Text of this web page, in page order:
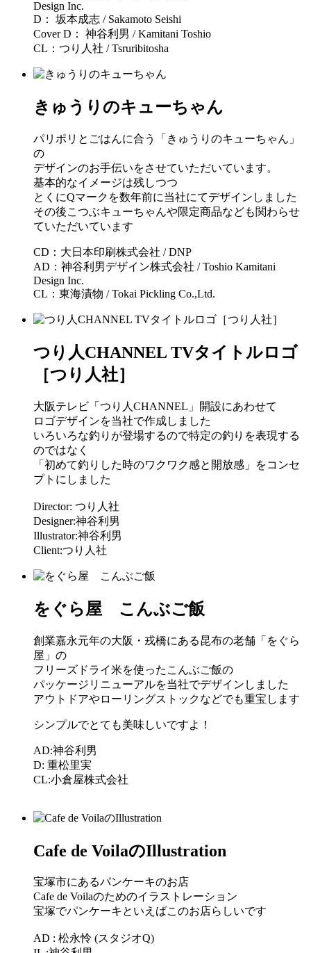
Design Inc.
D： 坂本成志 / Sakamoto Seishi
Cover D： 神谷利男 / Kamitani Toshio
CL：つり人社 / Tsruribitosha
きゅうりのキューちゃん
パリポリとごはんに合う「きゅうりのキューちゃん」
の
デザインのお手伝いをさせていただいています。
基本的なイメージは残しつつ
とくにQマークを数年前に当社にてデザインしました
その後こつぶキューちゃんや限定商品なども関わらせ
ていただいています
CD：大日本印刷株式会社 / DNP
AD：神谷利男デザイン株式会社 / Toshio Kamitani
Design Inc.
CL：東海漬物 / Tokai Pickling Co.,Ltd.
つり人CHANNEL TVタイトルロゴ
［つり人社］
大阪テレビ「つり人CHANNEL」開設にあわせて
ロゴデザインを当社で作成しました
いろいろな釣りが登場するので特定の釣りを表現する
のではなく
「初めて釣りした時のワクワク感と開放感」をコンセ
プトにしました
Director: つり人社
Designer:神谷利男
Illustrator:神谷利男
Client:つり人社
をぐら屋 こんぶご飯
創業嘉永元年の大阪・戎橋にある昆布の老舗「をぐら
屋」の
フリーズドライ米を使ったこんぶご飯の
パッケージリニューアルを当社でデザインしました
アウトドアやローリングストックなどでも重宝します
シンプルでとても美味しいですよ！
AD:神谷利男
D: 重松里実
CL:小倉屋株式会社
Cafe de VoilaのIllustration
宝塚市にあるパンケーキのお店
Cafe de Voilaのためのイラストレーション
宝塚でパンケーキといえばこのお店らしいです
AD : 松永怜 (スタジオQ)